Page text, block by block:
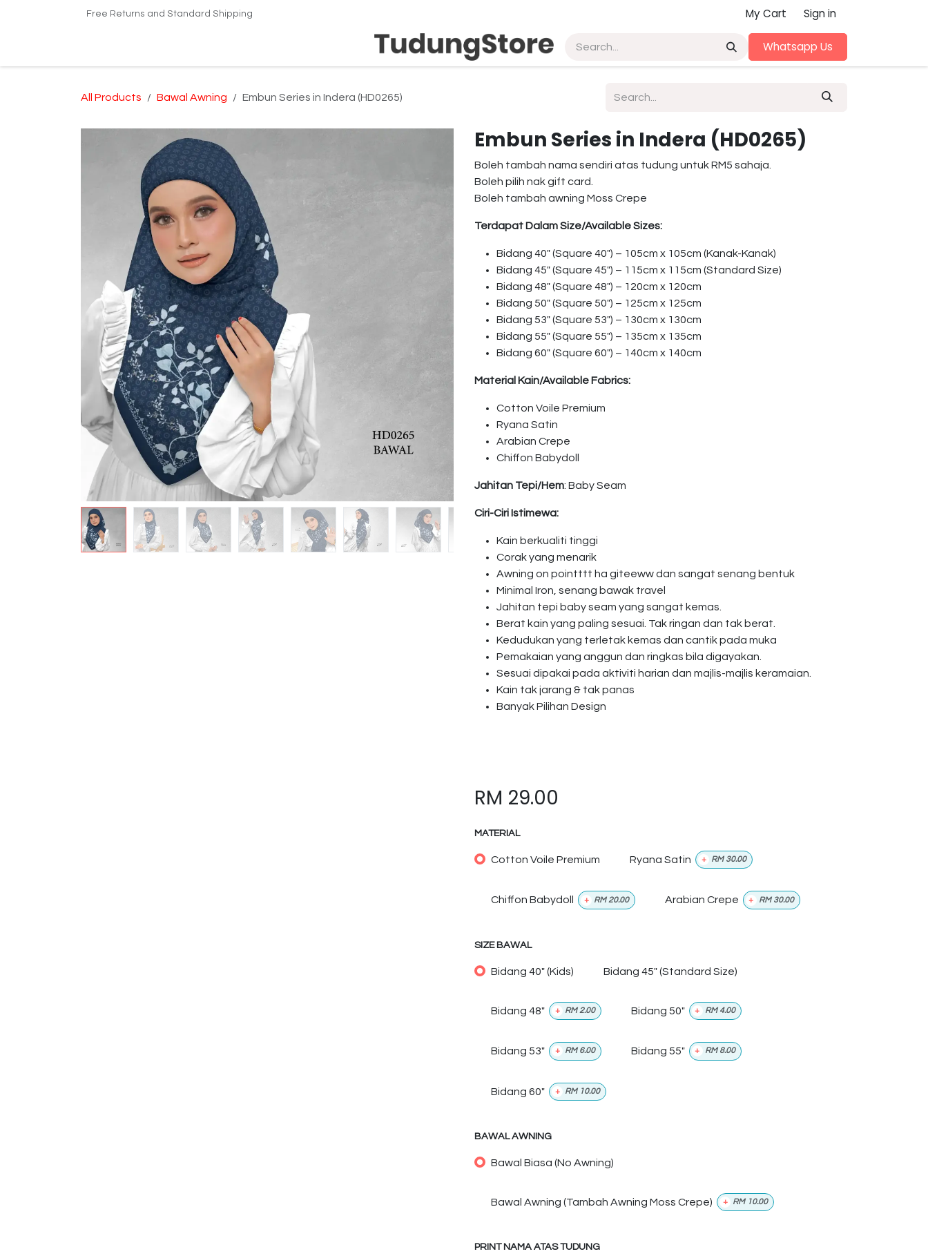
Free Returns and Standard Shipping My Cart Sign in
About Us Contact us Whatsapp Us
All Products Bawal Awning Embun Series in Indera (HD0265)
Embun Series in Indera (HD0265)
Boleh tambah nama sendiri atas tudung untuk RM5 sahaja.
Boleh pilih nak gift card.
Boleh tambah awning Moss Crepe
Terdapat Dalam Size/Available Sizes:
Bidang 40″ (Square 40″) – 105cm x 105cm (Kanak-Kanak)
Bidang 45″ (Square 45″) – 115cm x 115cm (Standard Size)
Bidang 48″ (Square 48″) – 120cm x 120cm
Bidang 50″ (Square 50″) – 125cm x 125cm
Bidang 53″ (Square 53″) – 130cm x 130cm
Bidang 55″ (Square 55″) – 135cm x 135cm
Bidang 60″ (Square 60″) – 140cm x 140cm
Material Kain/Available Fabrics:
Cotton Voile Premium
Ryana Satin
Arabian Crepe
Chiffon Babydoll
Jahitan Tepi/Hem: Baby Seam
Ciri-Ciri Istimewa:
Kain berkualiti tinggi
Corak yang menarik
Awning on pointttt ha giteeww dan sangat senang bentuk
Minimal Iron, senang bawak travel
Jahitan tepi baby seam yang sangat kemas.
Berat kain yang paling sesuai. Tak ringan dan tak berat.
Kedudukan yang terletak kemas dan cantik pada muka
Pemakaian yang anggun dan ringkas bila digayakan.
Sesuai dipakai pada aktiviti harian dan majlis-majlis keramaian.
Kain tak jarang & tak panas
Banyak Pilihan Design
RM 29.00
MATERIAL
Cotton Voile Premium Ryana Satin + RM 30.00
Chiffon Babydoll + RM 20.00 Arabian Crepe + RM 30.00
SIZE BAWAL
Bidang 40" (Kids) Bidang 45" (Standard Size)
Bidang 48" + RM2.00 Bidang 50" + RM 4.00
Bidang 53" + RM 6.00 Bidang 55" + RM 8.00
Bidang 60" + RM 10.00
BAWAL AWNING
Bawal Biasa (No Awning)
Bawal Awning (Tambah Awning Moss Crepe) + RM 10.00
PRINT NAMA ATAS TUDUNG